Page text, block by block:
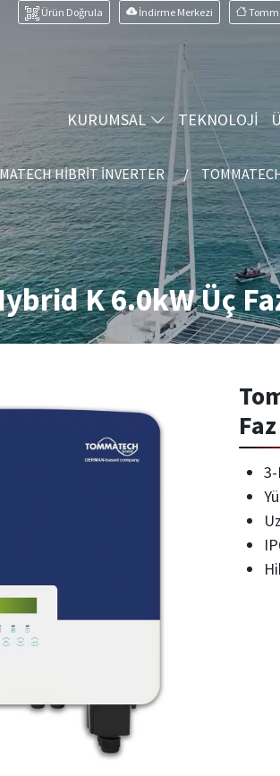
Ürün Doğrula İndirme Merkezi
KURUMSAL TEKNOLOJİ
HIBRIT İNVERTER
K 6.0kW Üç
3-